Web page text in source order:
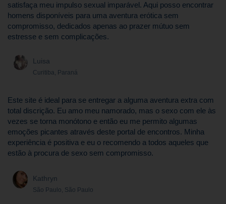
satisfaça meu impulso sexual imparável. Aqui posso encontrar
homens disponíveis para uma aventura erótica sem
compromisso, dedicados apenas ao prazer mútuo sem
estresse e sem complicações.
Luisa
Curitiba, Paraná
Este site é ideal para se entregar a alguma aventura extra com
total discrição. Eu amo meu namorado, mas o sexo com ele às
vezes se torna monótono e então eu me permito algumas
emoções picantes através deste portal de encontros. Minha
experiência é positiva e eu o recomendo a todos aqueles que
estão à procura de sexo sem compromisso.
Kathryn
São Paulo, São Paulo